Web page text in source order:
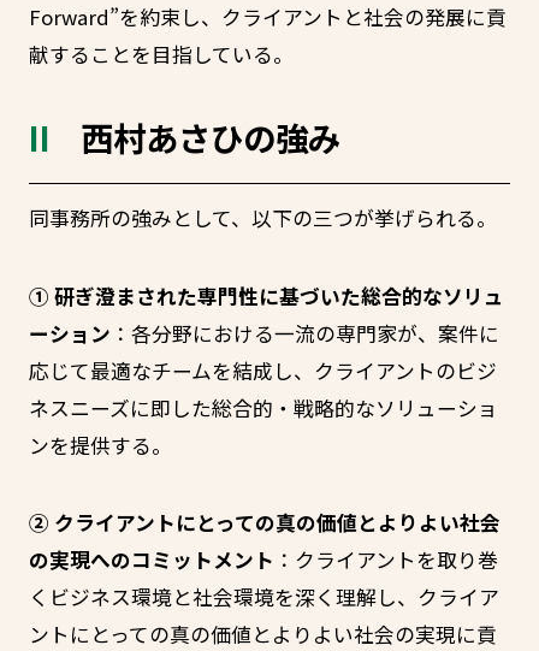
Forward”を約束し、クライアントと社会の発展に貢
献することを目指している。
西村あさひの強み
同事務所の強みとして、以下の三つが挙げられる。
① 研ぎ澄まされた専門性に基づいた総合的なソリュ
ーション ：各分野における一流の専門家が、案件に
応じて最適なチームを結成し、クライアントのビジ
ネスニーズに即した総合的・戦略的なソリューショ
ンを提供する。
② クライアントにとっての真の価値とよりよい社会
の実現へのコミットメント ：クライアントを取り巻
くビジネス環境と社会環境を深く理解し、クライア
ントにとっての真の価値とよりよい社会の実現に貢